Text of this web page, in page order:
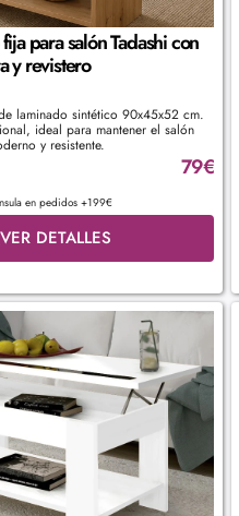
para salón Tadashi con
y revistero
laminado sintético 90x45x52 cm.
ideal para mantener el salón
y resistente.
79€
en pedidos +199€
VER DETALLES